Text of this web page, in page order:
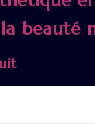
beauté